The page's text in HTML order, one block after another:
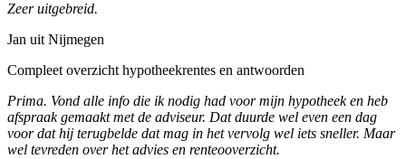
Zeer uitgebreid.
Jan uit Nijmegen
Compleet overzicht hypotheekrentes en antwoorden
Prima. Vond alle info die ik nodig had voor mijn hypotheek en heb
afspraak gemaakt met de adviseur. Dat duurde wel even een dag
voor dat hij terugbelde dat mag in het vervolg wel iets sneller. Maar
wel tevreden over het advies en renteooverzicht.